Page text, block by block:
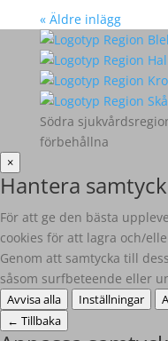
« Äldre inlägg
Södra
förbehållna
×
Hantera
För att ge den bästa
cookies för att lagra och/
Genom att samtycka till
såsom surfbeteende eller
Avvisa alla Inställningar
← Tillbaka